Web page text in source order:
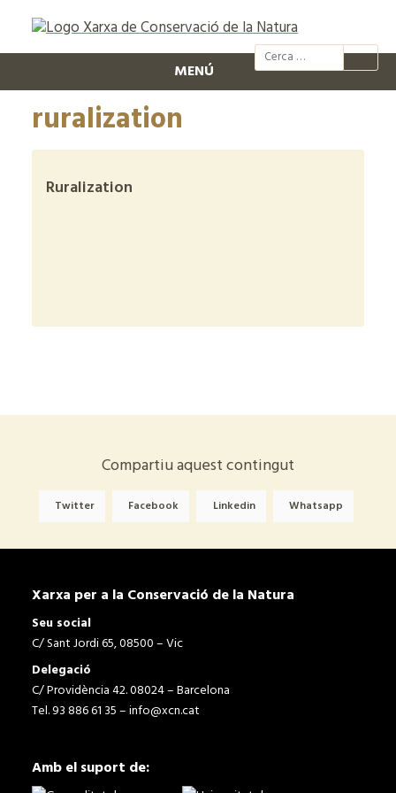
@xcn.cat
MENÚ
ruralization
Ruralization
Compartiu aquest contingut
Twitter Facebook Linkedin Whatsapp
Xarxa per a la Conservació de la Natura
Seu social
C/ Sant Jordi 65, 08500 – Vic
Delegació
C/ Providència 42. 08024 – Barcelona
Tel. 93 886 61 35 –info@xcn.cat
Amb el suport de: